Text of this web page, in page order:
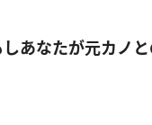
あなたが元カノ